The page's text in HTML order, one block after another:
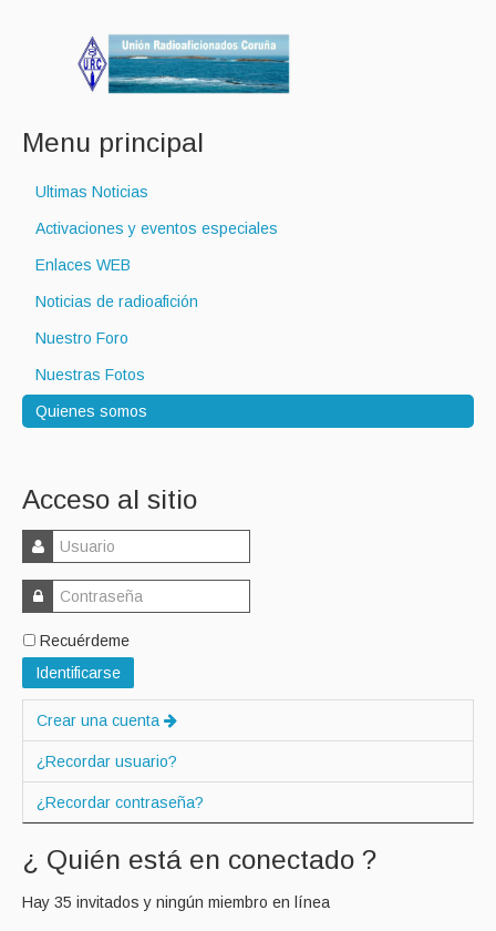
Menu principal
Ultimas Noticias
Activaciones y eventos especiales
Enlaces WEB
Noticias de radioafición
Nuestro Foro
Nuestras Fotos
Quienes somos
Acceso al sitio
Recuérdeme
Identificarse
Crear una cuenta
¿Recordar usuario?
¿Recordar contraseña?
¿ Quién está en conectado ?
Hay 35 invitados y ningún miembro en línea